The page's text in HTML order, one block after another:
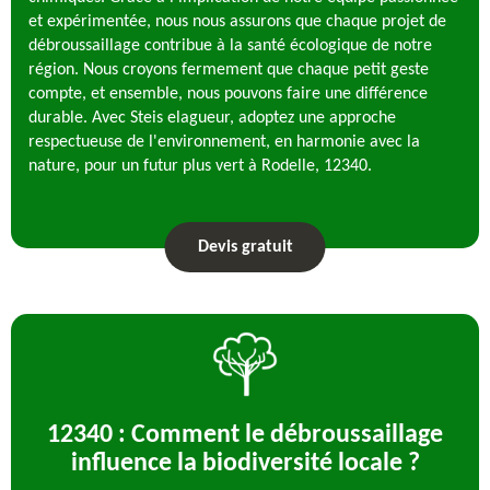
et expérimentée, nous nous assurons que chaque projet de
débroussaillage contribue à la santé écologique de notre
région. Nous croyons fermement que chaque petit geste
compte, et ensemble, nous pouvons faire une différence
durable. Avec Steis elagueur, adoptez une approche
respectueuse de l'environnement, en harmonie avec la
nature, pour un futur plus vert à Rodelle, 12340.
Devis gratuit
12340 : Comment le débroussaillage
influence la biodiversité locale ?